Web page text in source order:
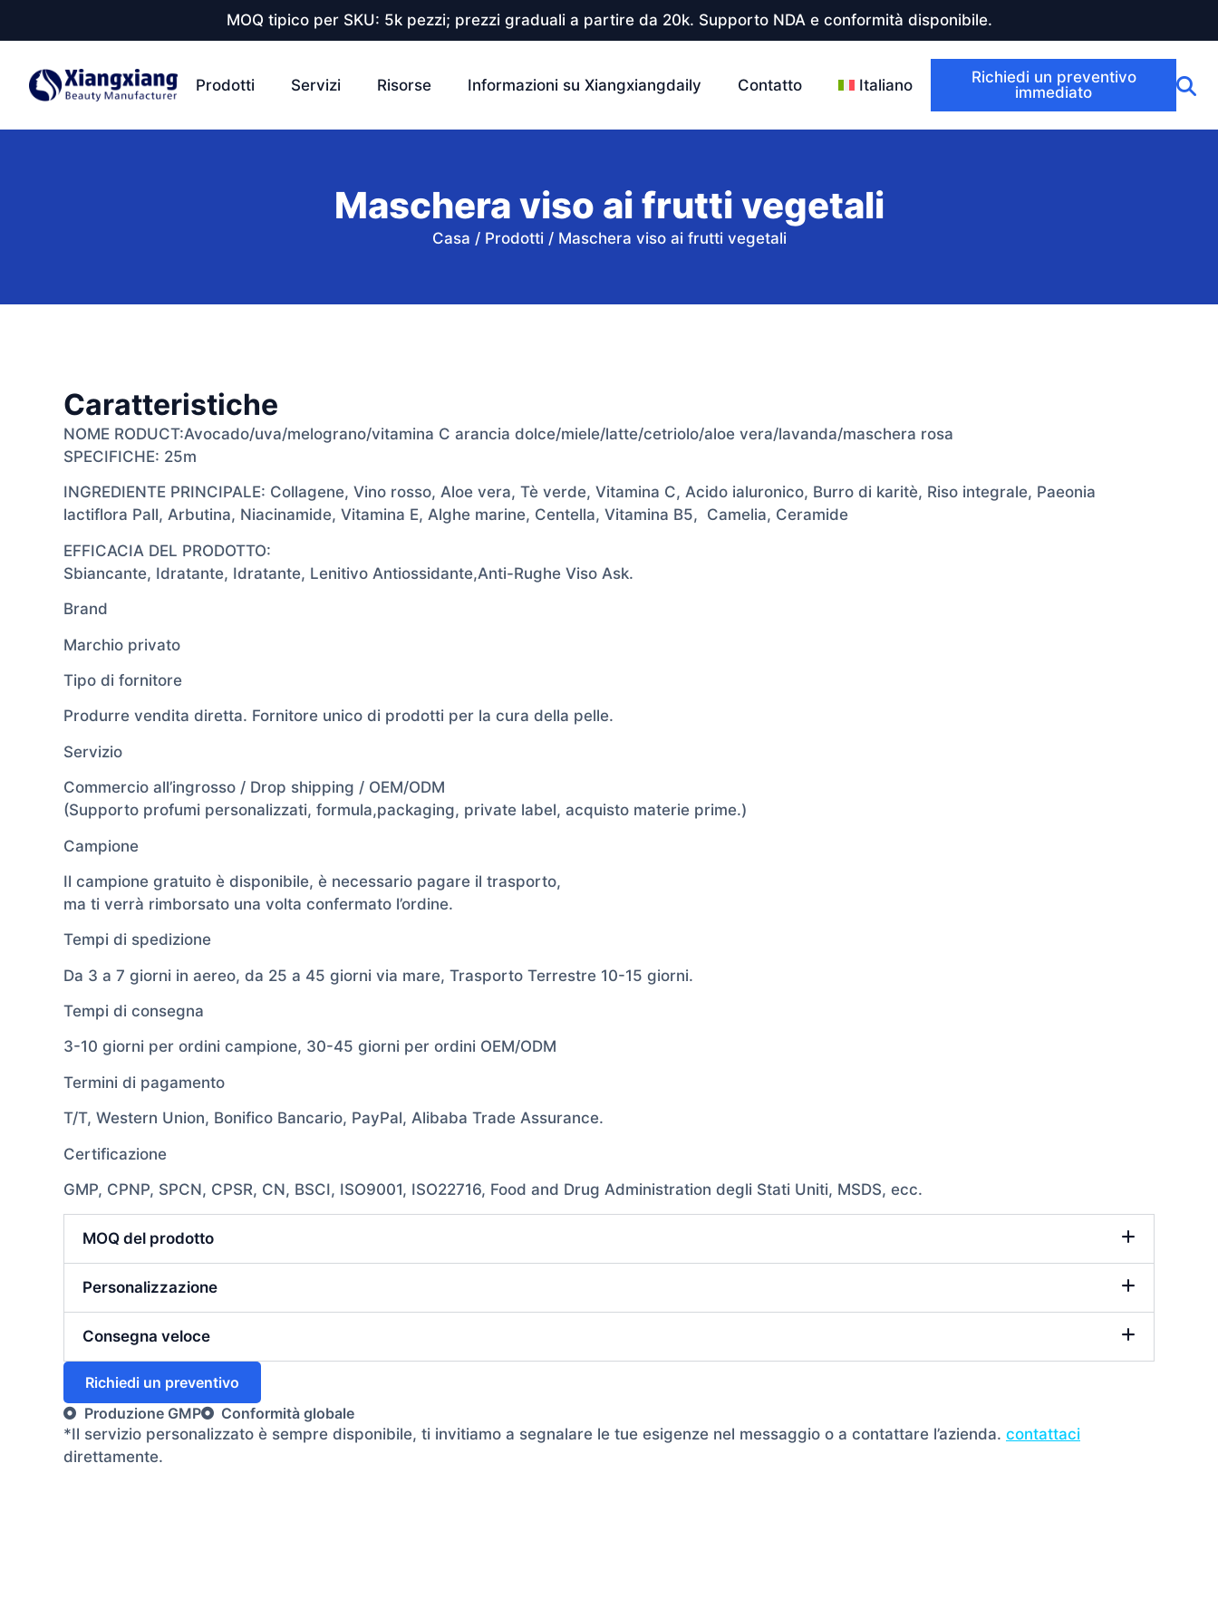
MOQ tipico per SKU: 5k pezzi; prezzi graduali a partire da 20k. Supporto NDA e conformità disponibile.
Prodotti Servizi Risorse Informazioni su Xiangxiangdaily Contatto Italiano
Richiedi un preventivo
immediato
Maschera viso ai frutti vegetali
Casa / Prodotti/ Maschera viso ai frutti vegetali
Caratteristiche
NOME RODUCT:Avocado/uva/melograno/vitamina C arancia dolce/miele/latte/cetriolo/aloe vera/lavanda/maschera rosa
SPECIFICHE: 25m
INGREDIENTE PRINCIPALE: Collagene, Vino rosso, Aloe vera, Tè verde, Vitamina C, Acido ialuronico, Burro di karitè, Riso integrale, Paeonia
lactiflora Pall, Arbutina, Niacinamide, Vitamina E, Alghe marine, Centella, Vitamina B5, Camelia, Ceramide
EFFICACIA DEL PRODOTTO:
Sbiancante, Idratante, Idratante, Lenitivo Antiossidante,Anti-Rughe Viso Ask.
Brand
Marchio privato
Tipo di fornitore
Produrre vendita diretta. Fornitore unico di prodotti per la cura della pelle.
Servizio
Commercio all’ingrosso / Drop shipping / OEM/ODM
(Supporto profumi personalizzati, formula,packaging, private label, acquisto materie prime.)
Campione
Il campione gratuito è disponibile, è necessario pagare il trasporto,
ma ti verrà rimborsato una volta confermato l’ordine.
Tempi di spedizione
Da 3 a 7 giorni in aereo, da 25 a 45 giorni via mare, Trasporto Terrestre 10-15 giorni.
Tempi di consegna
3-10 giorni per ordini campione, 30-45 giorni per ordini OEM/ODM
Termini di pagamento
T/T, Western Union, Bonifico Bancario, PayPal, Alibaba Trade Assurance.
Certificazione
GMP, CPNP, SPCN, CPSR, CN, BSCI, ISO9001, ISO22716, Food and Drug Administration degli Stati Uniti, MSDS, ecc.
MOQ del prodotto
Personalizzazione
Consegna veloce
Richiedi un preventivo
Produzione GMP
Conformità globale
*Il servizio personalizzato è sempre disponibile, ti invitiamo a segnalare le tue esigenze nel messaggio o a contattare l’azienda. contattaci
direttamente.